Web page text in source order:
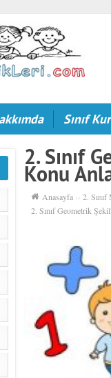
Sınıf
2. Sınıf
Konu
Anasayfa ››2.
2. Sınıf Geometrik